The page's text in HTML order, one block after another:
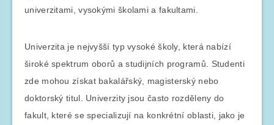
univerzitami, vysokými školami a fakultami.
Univerzita je nejvyšší typ vysoké školy, která nabízí
široké spektrum oborů a studijních programů. Studenti
zde mohou získat bakalářský, magisterský nebo
doktorský titul. Univerzity jsou často rozděleny do
fakult, které se specializují na konkrétní oblasti, jako je